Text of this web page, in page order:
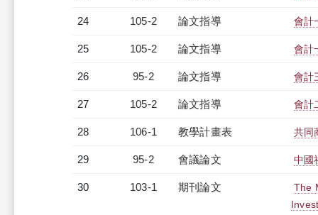
24 105-2 論文指導 會計
25 105-2 論文指導 會計
26 95-2 論文指導 會計
27 105-2 論文指導 會計
28 106-1 教學計畫表 共同
29 95-2 會議論文 中國
30 103-1 期刊論文
The